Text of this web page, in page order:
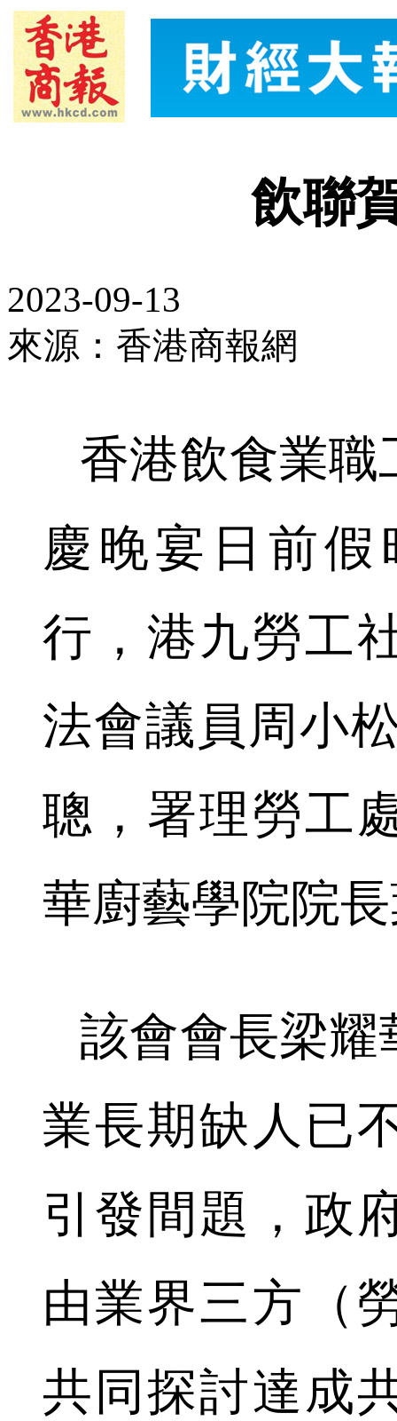
飲聯
2023-09-13
來源：香港商報網
香港飲食業職
慶晚宴日前
行，港九勞工
法會議員周小
聰，署理勞工
華廚藝學院院
該會會長梁耀
業長期缺人已
引發間題，政
由業界三方（
共同探討達成